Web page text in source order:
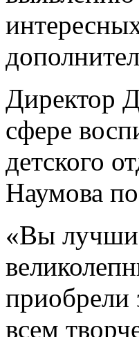
Директор
сфере
детского
Наумова
«Вы
приобрели
всем